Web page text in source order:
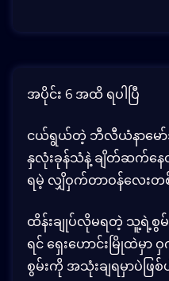
အပိုင်း 6 အထိ ရပါပြီ
ငယ်ရွယ်တဲ့ ဘီလီယံနာမော်
နှလုံးခုန်သံနဲ့ ချိတ်ဆက်နေ
ရမဲ့ လျှိဝှက်တာဝန်လေးတ
ထိန်းချုပ်လိုမရတဲ့ သူ့ရဲ့စွ
ရင် ရှေးဟောင်းမြိုထဲမှာ
စွမ်းကို အသုံးချရမှာပဲဖြ